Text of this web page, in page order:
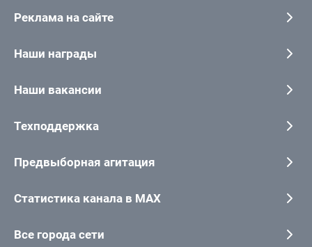
Реклама на сайте
Наши награды
Наши вакансии
Техподдержка
Предвыборная агитация
Статистика канала в MAX
Все города сети